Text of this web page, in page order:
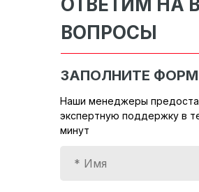
ОТВЕТИМ НА
ВОПРОСЫ
Наши менеджеры
экспертную поддержку в
минут
ЗАПОЛНИТЕ